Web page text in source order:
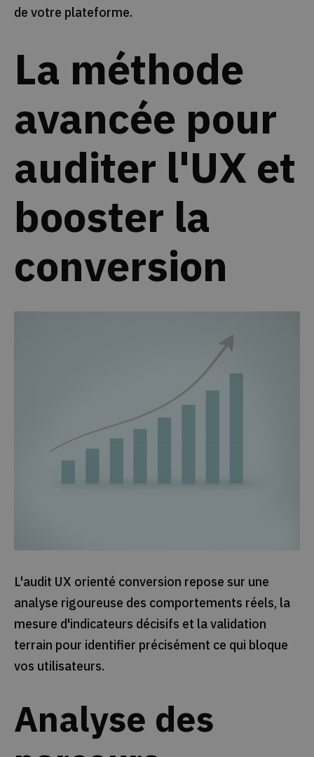
de votre plateforme.
La méthode
avancée pour
auditer l'UX et
booster la
conversion
L'audit UX orienté conversion repose sur une
analyse rigoureuse des comportements réels, la
mesure d'indicateurs décisifs et la validation
terrain pour identifier précisément ce qui bloque
vos utilisateurs.
Analyse des